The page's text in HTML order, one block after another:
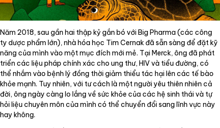
Năm 2018, sau gần hai thập kỷ gắn bó với Big Pharma (các công
ty dược phẩm lớn), nhà hóa học Tim Cernak đã sẵn sàng để đặt kỹ
năng của mình vào một mục đích mới mẻ. Tại Merck, ông đã phát
triển các liệu pháp chính xác cho ung thư, HIV và tiểu đường, có
thể nhắm vào bệnh lý đồng thời giảm thiểu tác hại lên các tế bào
khỏe mạnh. Tuy nhiên, với tư cách là một người yêu thiên nhiên cả
đời, ông ngày càng lo lắng về sức khỏe của các hệ sinh thái và tự
hỏi liệu chuyên môn của mình có thể chuyển đổi sang lĩnh vực này
hay không.